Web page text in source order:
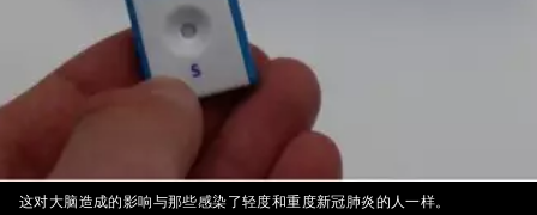
这对大脑造成的影响与那些感染了轻度和重度新冠肺炎的人一样。